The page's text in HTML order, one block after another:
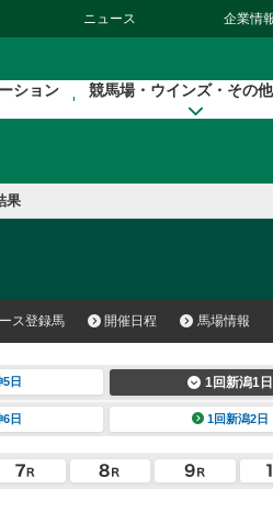
ニュース 企業情
ション 競馬場・ウインズ・その
果
ス登録馬 開催日程 馬場情報
5日 1回新潟1日
6日 1回新潟2日